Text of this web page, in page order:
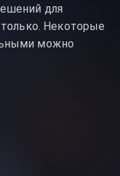
для
Некоторые
можно